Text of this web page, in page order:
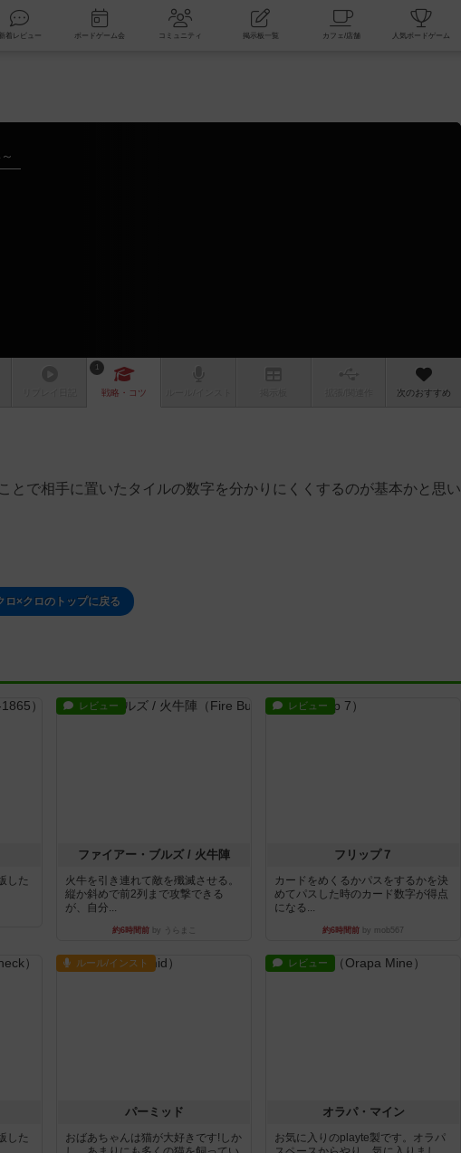
索 新着レビュー ボードゲーム会 コミュニティ 掲示板一覧 カフェ/店舗
1
戦略 ・コツ 次のおすすめ
とで相手に置いたタイルの数字を分かりにくくするのが基本かと思い
ロ×クロのトップに戻る
した
レビュー
ファイアー・ブルズ / 火牛陣
火牛を引き連れて敵を殲滅させる。
縦か斜めで前2列まで攻撃できる
が、自分...
約6時間前by うらまこ
レビュー
フリップ７
カードをめくるかパスをするかを決
めてパスした時のカード数字が得点
になる...
約6時間前 by mob567
した
ルール/インスト
パーミッド
おばあちゃんは猫が大好きです!しか
レビュー
オラパ・マイン
お気に入りのplayte製です。オラパ